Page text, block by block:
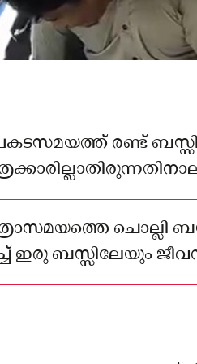
രണ്ട്
വലിയ
ചൊല്ലി
ഇരു ബസ്സിലേയും